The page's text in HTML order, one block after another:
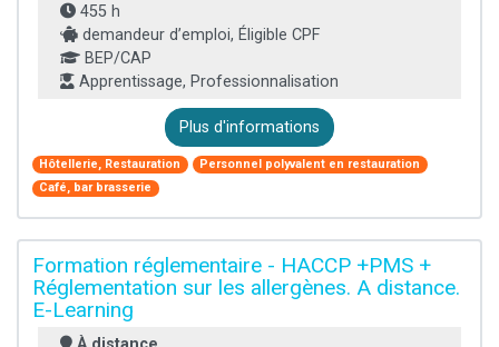
455 h
demandeur d’emploi, Éligible CPF
BEP/CAP
Apprentissage, Professionnalisation
Plus d'informations
Hôtellerie, Restauration
Personnel polyvalent en restauration
Café, bar brasserie
Formation réglementaire - HACCP +PMS +
Réglementation sur les allergènes. A distance.
E-Learning